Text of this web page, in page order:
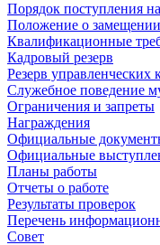
Порядок поступления
Положение о
Квалификационные
Кадровый резерв
Резерв управленческих
Служебное поведение
Ограничения и запреты
Награждения
Официальные
Официальные
Планы работы
Отчеты о работе
Результаты проверок
Перечень
Совет